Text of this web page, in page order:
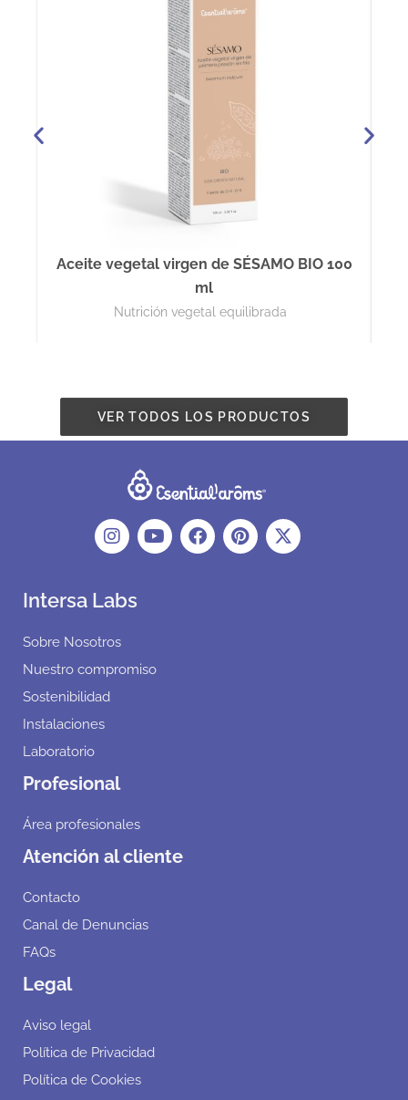
Aceite vegetal virgen de SÉSAMO BIO 100
ml
Nutrición vegetal equilibrada
VER TODOS LOS PRODUCTOS
Intersa Labs
Sobre Nosotros
Nuestro compromiso
Sostenibilidad
Instalaciones
Laboratorio
Profesional
Área profesionales
Atención al cliente
Contacto
Canal de Denuncias
FAQs
Legal
Aviso legal
Política de Privacidad
Política de Cookies